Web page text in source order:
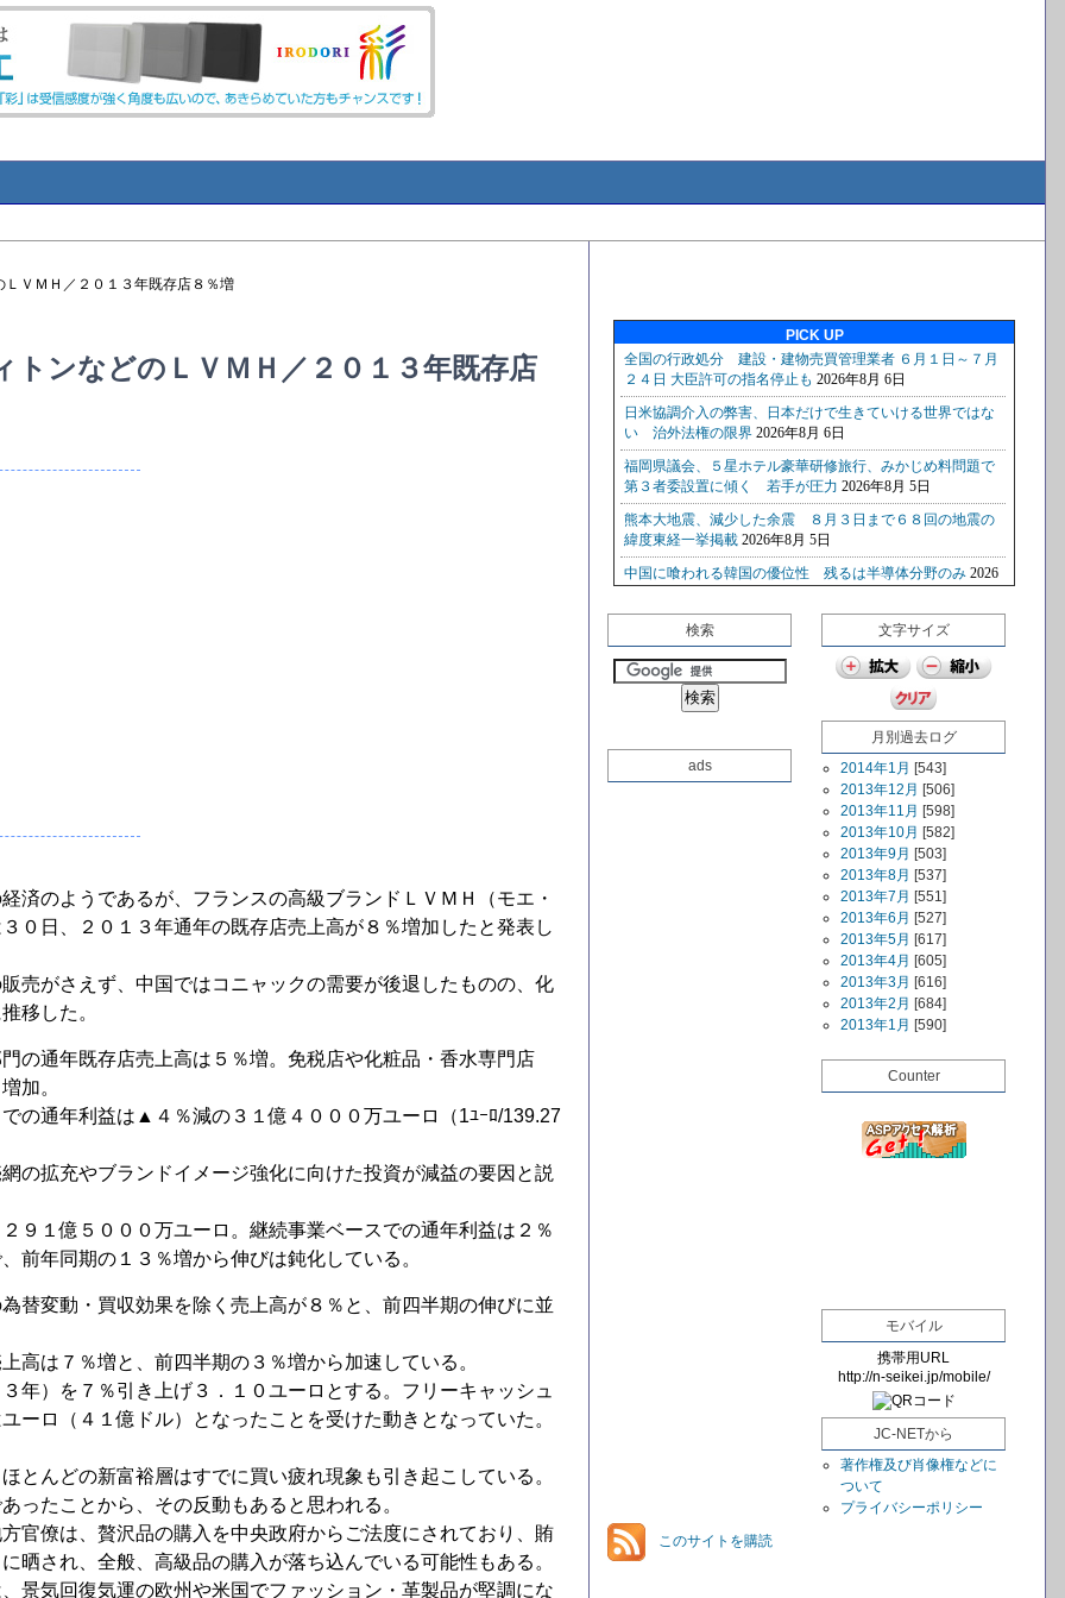
ＶＭＨ／２０１３年既存店８％増
ンなどのＬＶＭＨ／２０１３年既存店
済のようであるが、フランスの高級ブランドＬＶＭＨ（モエ・
０日、２０１３年通年の既存店売上高が８％増加したと発表し
売がさえず、中国ではコニャックの需要が後退したものの、化
移した。
の通年既存店売上高は５％増。免税店や化粧品・香水専門店
加。
の通年利益は▲４％減の３１億４０００万ユーロ（1ﾕｰﾛ/139.27
の拡充やブランドイメージ強化に向けた投資が減益の要因と説
９１億５０００万ユーロ。継続事業ベースでの通年利益は２％
前年同期の１３％増から伸びは鈍化している。
替変動・買収効果を除く売上高が８％と、前四半期の伸びに並
高は７％増と、前四半期の３％増から加速している。
年）を７％引き上げ３．１０ユーロとする。フリーキャッシュ
ーロ（４１億ドル）となったことを受けた動きとなっていた。
とんどの新富裕層はすでに買い疲れ現象も引き起こしている。
ったことから、その反動もあると思われる。
官僚は、贅沢品の購入を中央政府からご法度にされており、賄
晒され、全般、高級品の購入が落ち込んでいる可能性もある。
景気回復気運の欧州や米国でファッション・革製品が堅調にな
PICK UP
検索
ads
このサイトを購読
文字サイズ
月別過去ログ
2014年1月 [543]
2013年12月 [506]
2013年11月 [598]
2013年10月 [582]
2013年9月 [503]
2013年8月 [537]
2013年7月 [551]
2013年6月 [527]
2013年5月 [617]
2013年4月 [605]
2013年3月 [616]
2013年2月 [684]
2013年1月 [590]
Counter
モバイル
携帯用URL
http://n-seikei.jp/mobile/
JC-NETから
著作権及び肖像権などに
ついて
プライバシーポリシー